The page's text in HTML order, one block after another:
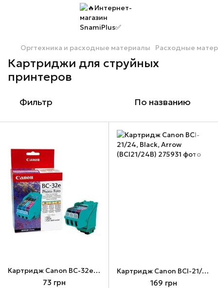
Оргтехника и расходные материалы Расходные
Картриджи для струйных
принтеров
Фильтр По названию
Картридж Canon BC-32e, Color, 3000 стр (4610A002)
73 грн
Картридж Canon BCI-21/24, Black, Arrow (BCI21/24B)
169 грн